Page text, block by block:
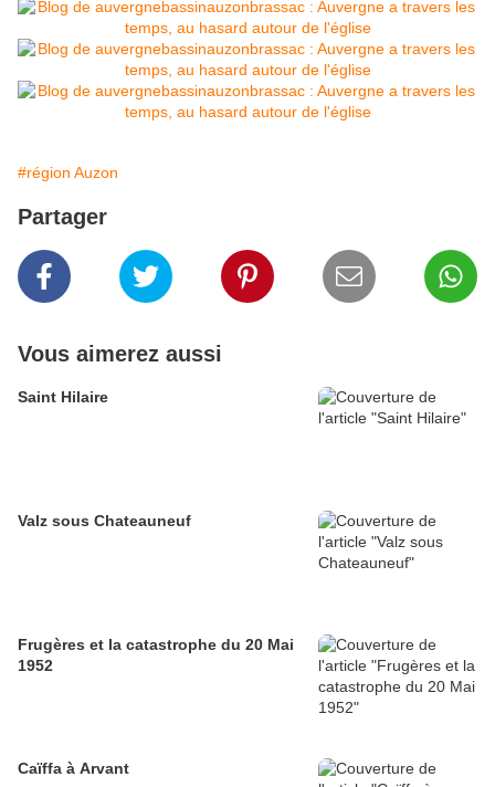
#région Auzon
Partager
Vous aimerez aussi
Saint Hilaire
Valz sous Chateauneuf
Frugères et la catastrophe du 20 Mai
1952
Caïffa à Arvant